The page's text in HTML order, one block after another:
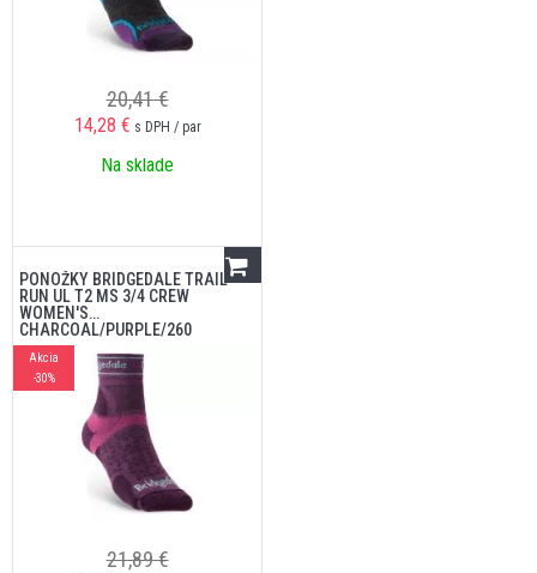
20,41 €
14,28 € s DPH / par
Na sklade
PONOŽKY BRIDGEDALE TRAIL
RUN UL T2 MS 3/4 CREW
WOMEN'S
CHARCOAL/PURPLE/260
Akcia
-30%
21,89 €